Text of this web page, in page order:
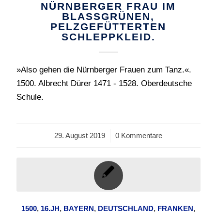
NÜRNBERGER FRAU IM
BLASSGRÜNEN,
PELZGEFÜTTERTEN
SCHLEPPKLEID.
»Also gehen die Nürnberger Frauen zum Tanz.«.
1500. Albrecht Dürer 1471 - 1528. Oberdeutsche
Schule.
29. August 2019
/ 0 Kommentare
1500, 16.JH, BAYERN, DEUTSCHLAND, FRANKEN,